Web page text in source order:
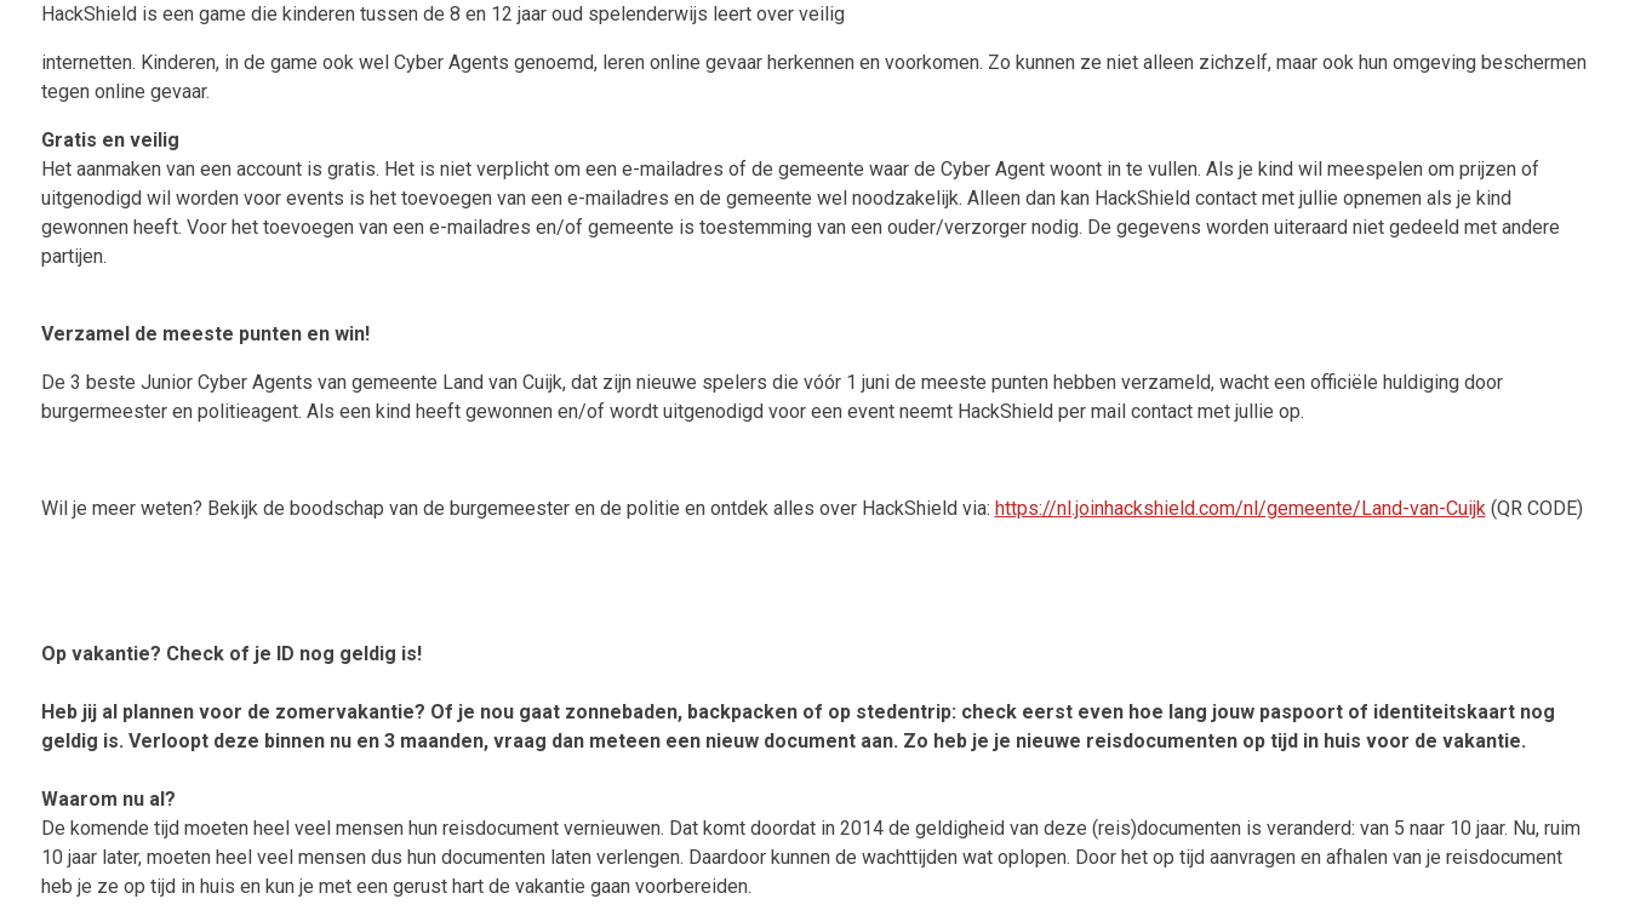
HackShield is een game die kinderen tussen de 8 en 12 jaar oud spelenderwijs leert over veilig
internetten. Kinderen, in de game ook wel Cyber Agents genoemd, leren online gevaar herkennen en voorkomen. Zo kunnen ze niet alleen zichzelf, maar ook hun omgeving beschermen
tegen online gevaar.
Gratis en veilig
Het aanmaken van een account is gratis. Het is niet verplicht om een e-mailadres of de gemeente waar de Cyber Agent woont in te vullen. Als je kind wil meespelen om prijzen of
uitgenodigd wil worden voor events is het toevoegen van een e-mailadres en de gemeente wel noodzakelijk. Alleen dan kan HackShield contact met jullie opnemen als je kind
gewonnen heeft. Voor het toevoegen van een e-mailadres en/of gemeente is toestemming van een ouder/verzorger nodig. De gegevens worden uiteraard niet gedeeld met andere
partijen.
Verzamel de meeste punten en win!
De 3 beste Junior Cyber Agents van gemeente Land van Cuijk, dat zijn nieuwe spelers die vóór 1 junide meeste punten hebben verzameld, wacht een officiële huldiging door
burgermeester en politieagent. Als een kind heeft gewonnen en/of wordt uitgenodigd voor een event neemt HackShield per mail contact met jullie op.
Wil je meer weten? Bekijk de boodschap van de burgemeester en de politie en ontdek alles over HackShield via: https://nl.joinhackshield.com/nl/gemeente/Land-van-Cuijk (QR CODE)
Op vakantie? Check of je ID nog geldig is!
Heb jij al plannen voor de zomervakantie? Of je nou gaat zonnebaden, backpacken of op stedentrip: check eerst even hoe lang jouw paspoort of identiteitskaart nog
geldig is. Verloopt deze binnen nu en 3 maanden, vraag dan meteen een nieuw document aan. Zo heb je je nieuwe reisdocumenten op tijd in huis voor de vakantie.
Waarom nu al?
De komende tijd moeten heel veel mensen hun reisdocument vernieuwen. Dat komt doordat in 2014 de geldigheid van deze (reis)documenten is veranderd: van 5 naar 10 jaar. Nu, ruim
10 jaar later, moeten heel veel mensen dus hun documenten laten verlengen. Daardoor kunnen de wachttijden wat oplopen. Door het op tijd aanvragen en afhalen van je reisdocument
heb je ze op tijd in huis en kun je met een gerust hart de vakantie gaan voorbereiden.